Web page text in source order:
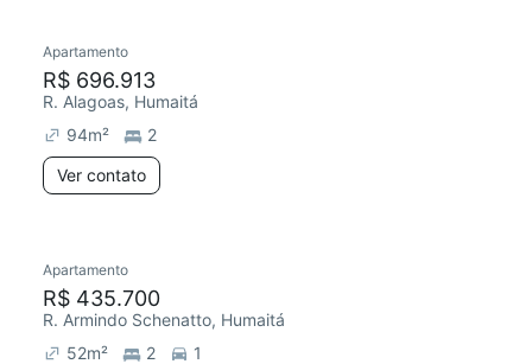
Apartamento
R$ 696.913
R. Alagoas, Humaitá
94m²
2
Ver contato
Apartamento
R$ 435.700
R. Armindo Schenatto, Humaitá
52m² 2
1